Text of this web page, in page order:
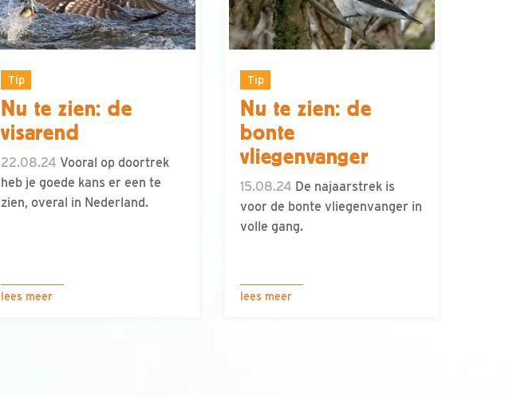
Tip
Nu te zien: de
visarend
22.08.24 Vooral op doortrek
heb je goede kans er een te
zien, overal in Nederland.
lees meer
Tip
Nu te zien: de
bonte
vliegenvanger
15.08.24 De najaarstrek is
voor de bonte vliegenvanger in
volle gang.
lees meer